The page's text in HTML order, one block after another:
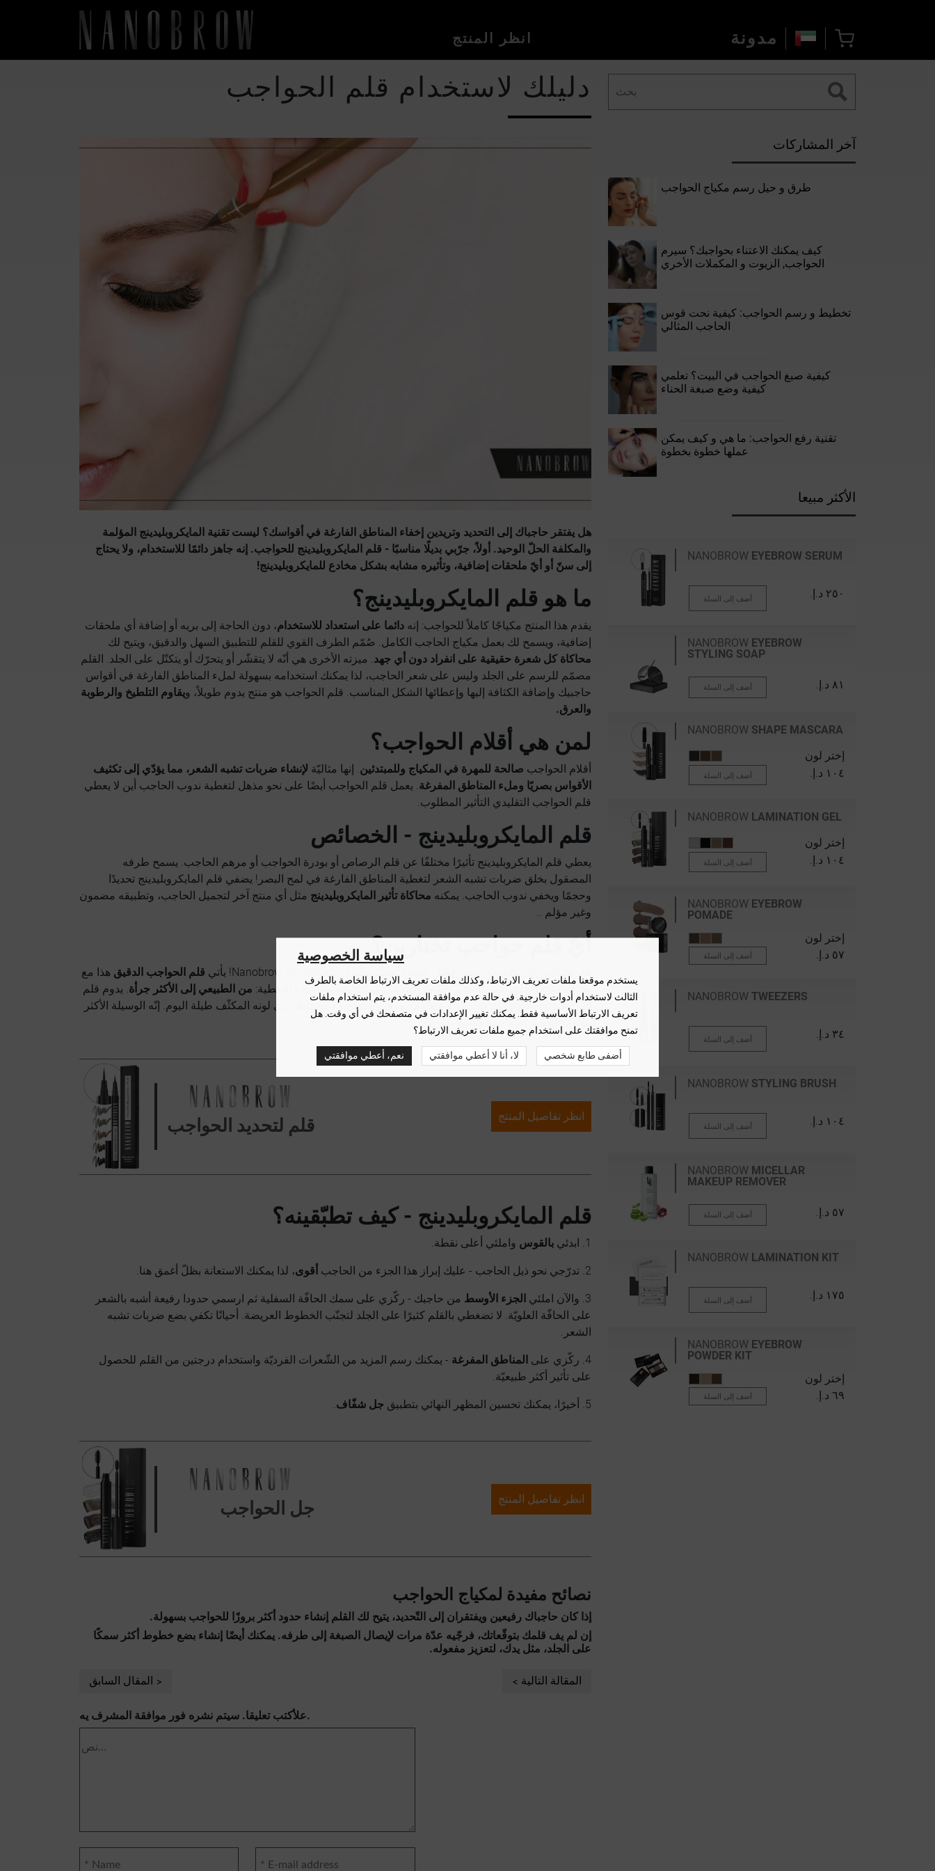
انظر المنتج مدونة
دليلك لاستخدام قلم الحواجب
هل يفتقر حاجباك إلى التحديد وتريدين إخفاء المناطق الفارغة في أقواسك؟ ليست تقنية المايكروبليدينج المؤلمة
والمكلفة الحلّ الوحيد. أولاً، جرّبي بديلًا مناسبًا - قلم المايكروبليدينج للحواجب. إنه جاهز دائمًا للاستخدام، ولا يحتاج
إلى سنّ أو أيّ ملحقات إضافية، وتأثيره مشابه بشكل مخادع للمايكروبليدينج!
ما هو قلم المايكروبليدينج؟
يقدم هذا المنتج مكياجًا كاملاً للحواجب: إنه دائما على استعداد للاستخدام، دون الحاجة إلى بريه أو إضافة أي ملحقات
إضافية، ويسمح لك بعمل مكياج الحاجب الكامل. صُمّم الطرف القوي للقلم للتطبيق السهل والدقيق، ويتيح لك
محاكاة كل شعرة حقيقية على انفراد دون أي جهد . ميزته الأخرى هي أنّه لا يتقشّر أو يتحرّك أو يتكتّل على الجلد. القلم
مصمّم للرسم على الجلد وليس على شعر الحاجب، لذا يمكنك استخدامه بسهولة لملء المناطق الفارغة في أقواس
حاجبيك وإضافة الكثافة إليها وإعطائها الشكل المناسب. قلم الحواجب هو منتج يدوم طويلاً، ويقاوم التلطيخ والرطوبة
والعرق.
لمن هي أقلام الحواجب؟
أقلام الحواجب صالحة للمهرة في المكياج وللمبتدئين . إنها مثاليّة لإنشاء ضربات تشبه الشعر، مما يؤدّي إلى تكثيف
الأقواس بصريًا وملء المناطق المفرغة . يعمل قلم الحواجب أيضًا على نحو مذهل لتغطية ندوب الحاجب أين لا يعطي
قلم الحواجب التقليدي التأثير المطلوب.
قلم المايكروبليدينج - الخصائص
يعطي قلم المايكروبليدينج تأثيرًا مختلفًا عن قلم الرصاص أو بودرة الحواجب أو مرهم الحاجب. يسمح طرفه
المصقول بخلق ضربات تشبه الشعر لتغطية المناطق الفارغة في لمح البصر! يضفي قلم المايكروبليدينج تحديدًا
وحجمًا ويخفي ندوب الحاجب. يمكنه محاكاة تأثير المايكروبليدينج مثل أي منتج آخر لتجميل الحاجب، وتطبيقه مضمون
وغير مؤلم ..
أيّ قلم حواجب تختارين؟
قلم الحواجب الدقيق هذا مع
طرف مثالي يخلق بسهولة تأثير الشّعر الطبيعي. يمكنك بفضله زيادة التغطية: من الطبيعي إلى الأكثر جرأة . يدوم قلم
Nanobrow Microblading طويلاً ويقاوم العرق والتلطّخ مع الحفاظ على لونه المكثّف طيلة اليوم. إنّه الوسيلة الأكثر
ملاءمة لتحديد الحواجب وملئها بسرعة!
قلم لتحديد الحواجب انظر تفاصيل المنتج
قلم المايكروبليدينج - كيف تطبّقينه؟
1. ابدئي بالقوس واملئي أعلى نقطة.
2. تدرّجي نحو ذيل الحاجب - عليك إبراز هذا الجزء من الحاجب أقوى، لذا يمكنك الاستعانة بظلّ أغمق هنا.
3. والآن املئي الجزء الأوسط من حاجبك - ركّزي على سمك الحافّة السفلية ثم ارسمي حدودا رفيعة أشبه بالشعر
على الحافّة العلويّة. لا تضغطي بالقلم كثيرًا على الجلد لتجنّب الخطوط العريضة. أحيانًا تكفي بضع ضربات تشبه
الشعر.
4. ركّزي على المناطق المفرغة - يمكنك رسم المزيد من الشّعرات الفرديّة واستخدام درجتين من القلم للحصول
على تأثير أكثر طبيعيّة.
5. أخيرًا، يمكنك تحسين المظهر النهائي بتطبيق جل شفّاف.
جل الحواجب انظر تفاصيل المنتج
نصائح مفيدة لمكياج الحواجب
إذا كان حاجباك رفيعين ويفتقران إلى التّحديد، يتيح لك القلم إنشاء حدود أكثر بروزًا للحواجب بسهولة.
إن لم يف قلمك بتوقّعاتك، فرجّيه عدّة مرات لإيصال الصبغة إلى طرفه. يمكنك أيضًا إنشاء بضع خطوط أكثر سمكًا
على الجلد، مثل يدك، لتعزيز مفعوله.
المقال السابق المقالة التالية
علأكتب تعليقا. سيتم نشره فور موافقة المشرف يه.
آخر المشاركات
طرق و حيل رسم مكياج الحواجب
كيف يمكنك الاعتناء بحواجبك؟ سيرم
الحواجب, الزيوت و المكملات الأخري
تخطيط و رسم الحواجب: كيفية نحت قوس
الحاجب المثالي
كيفية صبغ الحواجب في البيت؟ تعلمي
كيفية وضع صبغة الحناء
تقنية رفع الحواجب: ما هي و كيف يمكن
عملها خطوة بخطوة
الأكثر مبيعا
NANOBROW EYEBROW SERUM
أضف إلى السلة ٢٥٠ د.إ.‏
NANOBROW EYEBROW
STYLING SOAP
أضف إلى السلة ٨١ د.إ.‏
NANOBROW SHAPE MASCARA
إختر لون
أضف إلى السلة ١٠٤ د.إ.‏
NANOBROW LAMINATION GEL
إختر لون
أضف إلى السلة ١٠٤ د.إ.‏
NANOBROW EYEBROW
POMADE
إختر لون
أضف إلى السلة ٥٧ د.إ.‏
NANOBROW TWEEZERS
أضف إلى السلة ٣٤ د.إ.‏
NANOBROW STYLING BRUSH
أضف إلى السلة ١٠٤ د.إ.‏
NANOBROW MICELLAR
MAKEUP REMOVER
أضف إلى السلة ٥٧ د.إ.‏
NANOBROW LAMINATION KIT
أضف إلى السلة ١٧٥ د.إ.‏
NANOBROW EYEBROW
POWDER KIT
إختر لون
أضف إلى السلة ٦٩ د.إ.‏
سياسة الخصوصية
يستخدم موقعنا ملفات تعريف الارتباط، وكذلك ملفات تعريف الارتباط الخاصة بالطرف
الثالث لاستخدام أدوات خارجية. في حالة عدم موافقة المستخدم، يتم استخدام ملفات
تعريف الارتباط الأساسية فقط. يمكنك تغيير الإعدادات في متصفحك في أي وقت. هل
تمنح موافقتك على استخدام جميع ملفات تعريف الارتباط؟
نعم، أعطي موافقتي لا، أنا لا أعطي موافقتي أضفى طابع شخصي